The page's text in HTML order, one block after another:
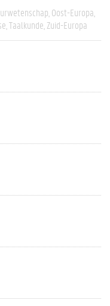
Oost-Europa
Taalkunde Zuid-Europa